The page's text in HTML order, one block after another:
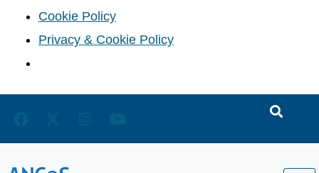
Cookie Policy
Privacy & Cookie Policy